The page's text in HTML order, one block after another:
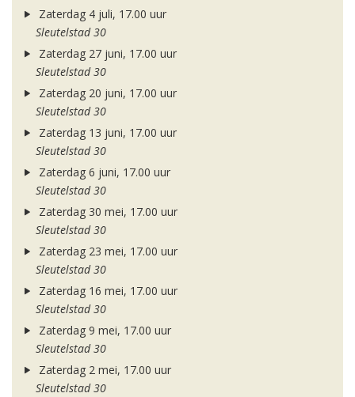
Zaterdag 4 juli, 17.00 uur
Sleutelstad 30
Zaterdag 27 juni, 17.00 uur
Sleutelstad 30
Zaterdag 20 juni, 17.00 uur
Sleutelstad 30
Zaterdag 13 juni, 17.00 uur
Sleutelstad 30
Zaterdag 6 juni, 17.00 uur
Sleutelstad 30
Zaterdag 30 mei, 17.00 uur
Sleutelstad 30
Zaterdag 23 mei, 17.00 uur
Sleutelstad 30
Zaterdag 16 mei, 17.00 uur
Sleutelstad 30
Zaterdag 9 mei, 17.00 uur
Sleutelstad 30
Zaterdag 2 mei, 17.00 uur
Sleutelstad 30